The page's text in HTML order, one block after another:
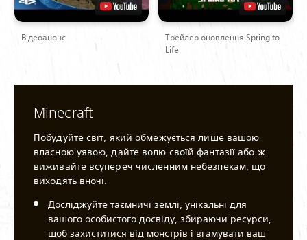
Відеоанонс
Трейлер оновлення Spring to
Life
Minecraft
Побудуйте світ, який обмежується лише вашою
власною уявою, дайте волю своїй фантазії або ж
виживайте всупереч численним небезпекам, що
виходять вночі.
Досліджуйте таємничі землі, унікальні для
вашого особистого досвіду, збираючи ресурси,
щоб захиститися від монстрів і вгамувати ваш